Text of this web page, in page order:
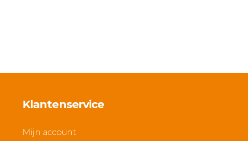
Klantenservice
Mijn account